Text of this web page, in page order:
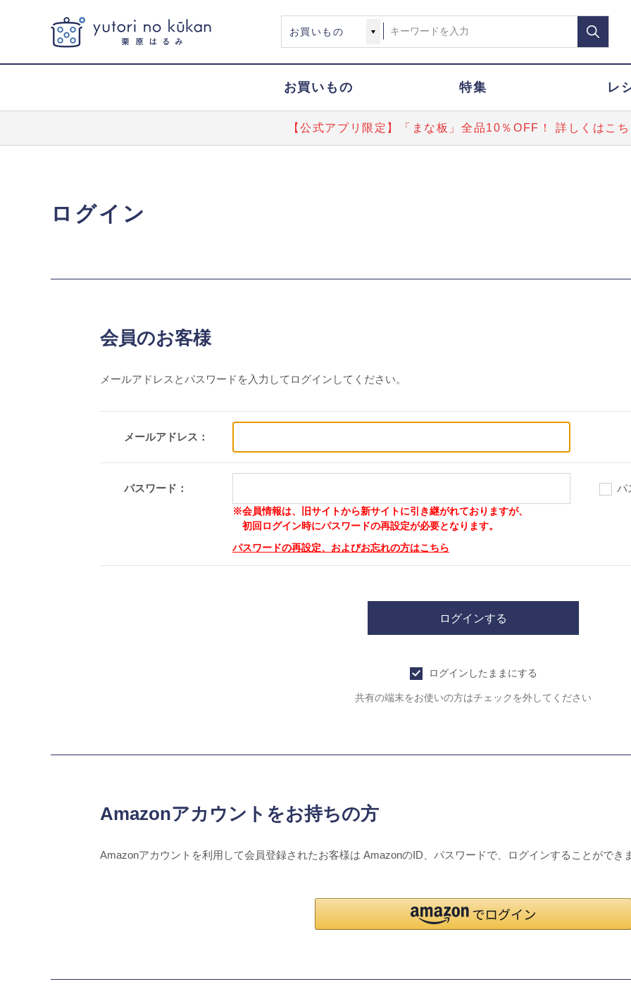
お買いもの 特集 レ
【公式アプリ限定】「まな板」全品10％OFF！ 詳しくはこ
ログイン
会員のお客様
メールアドレスとパスワードを入力してログインしてください。
メールアドレス：
パスワード： パ
※会員情報は、旧サイトから新サイトに引き継がれておりますが、
初回ログイン時にパスワードの再設定が必要となります。
パスワードの再設定、およびお忘れの方はこちら
ログインしたままにする
共有の端末をお使いの方はチェックを外してください
Amazonアカウントをお持ちの方
Amazonアカウントを利用して会員登録されたお客様は AmazonのID、パスワードで、ログインすることができ